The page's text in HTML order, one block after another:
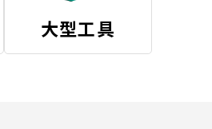
大型工具